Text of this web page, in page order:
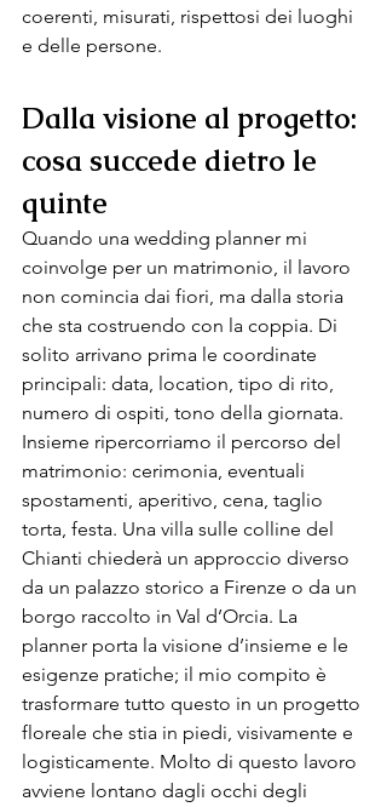
coerenti, misurati, rispettosi dei luoghi
e delle persone.
Dalla visione al progetto:
cosa succede dietro le
quinte
Quando una wedding planner mi
coinvolge per un matrimonio, il lavoro
non comincia dai fiori, ma dalla storia
che sta costruendo con la coppia. Di
solito arrivano prima le coordinate
principali: data, location, tipo di rito,
numero di ospiti, tono della giornata.
Insieme ripercorriamo il percorso del
matrimonio: cerimonia, eventuali
spostamenti, aperitivo, cena, taglio
torta, festa. Una villa sulle colline del
Chianti chiederà un approccio diverso
da un palazzo storico a Firenze o da un
borgo raccolto in Val d’Orcia. La
planner porta la visione d’insieme e le
esigenze pratiche; il mio compito è
trasformare tutto questo in un progetto
floreale che stia in piedi, visivamente e
logisticamente. Molto di questo lavoro
avviene lontano dagli occhi degli